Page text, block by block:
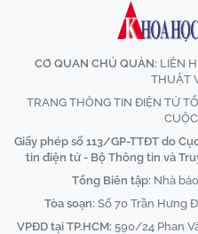
CƠ QUAN CHỦ QUẢN: LIÊN
THUẬT
TRANG THÔNG TIN ĐIỆN TỬ
Giấy phép số 113/GP-TTĐT do
tin điện tử - Bộ Thông tin và
Tổng Biên tập: Nhà
Tòa soạn: Số 70 Trần Hưng
VPĐD tại TP.HCM: 590/24 Phan